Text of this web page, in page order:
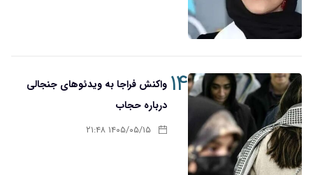
۱۴ واکنش فراجا به ویدئوهای جنجالی
درباره حجاب
۱۴۰۵/۰۵/۱۵ ۲۱:۴۸